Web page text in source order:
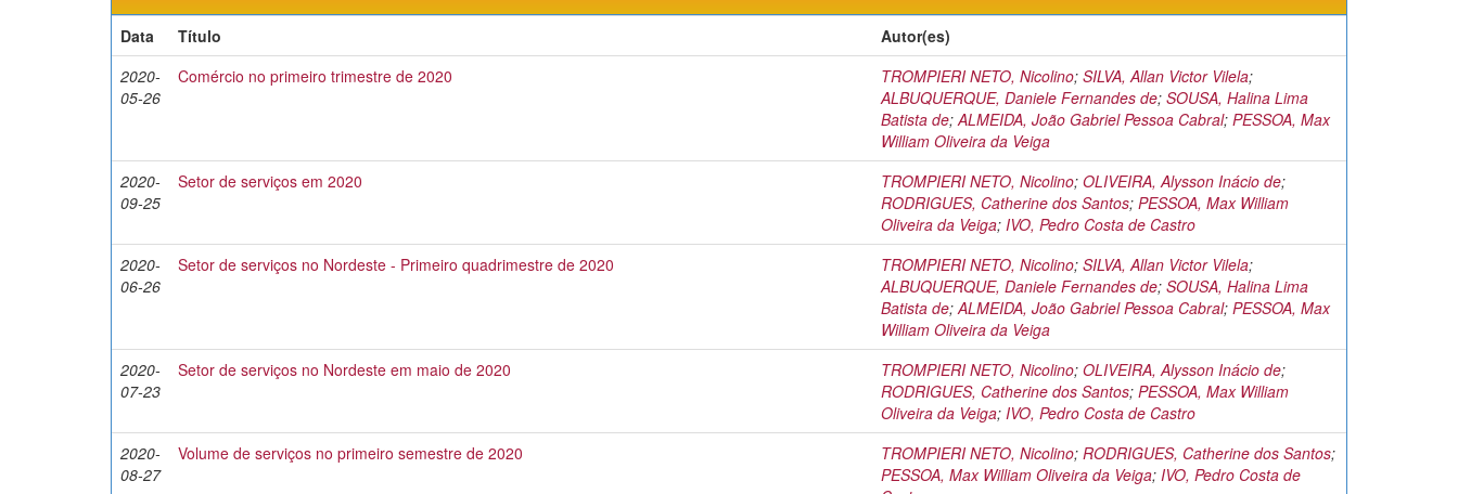
Data
Título
Autor(es)
2020-
05-26
Comércio no primeiro trimestre de 2020 TROMPIERI NETO, Nicolino; SILVA, Allan Victor Vilela;
ALBUQUERQUE, Daniele Fernandes de; SOUSA, Halina Lima
Batista de;ALMEIDA, João Gabriel Pessoa Cabral; PESSOA, Max
William Oliveira da Veiga
2020-
09-25
Setor de serviços em 2020 TROMPIERI NETO, Nicolino; OLIVEIRA, Alysson Inácio de;
RODRIGUES, Catherine dos Santos; PESSOA, Max William
Oliveira da Veiga; IVO, Pedro Costa de Castro
2020-
06-26
Setor de serviços no Nordeste - Primeiro quadrimestre de 2020 TROMPIERI NETO, Nicolino; SILVA, Allan Victor Vilela;
ALBUQUERQUE, Daniele Fernandes de; SOUSA, Halina Lima
Batista de;ALMEIDA, João Gabriel Pessoa Cabral; PESSOA, Max
William Oliveira da Veiga
2020-
07-23
Setor de serviços no Nordeste em maio de 2020 TROMPIERI NETO, Nicolino; OLIVEIRA, Alysson Inácio de;
RODRIGUES, Catherine dos Santos; PESSOA, Max William
Oliveira da Veiga; IVO, Pedro Costa de Castro
2020-
08-27
Volume de serviços no primeiro semestre de 2020 TROMPIERI NETO, Nicolino; RODRIGUES, Catherine dos Santos;
PESSOA, Max William Oliveira da Veiga; IVO, Pedro Costa de